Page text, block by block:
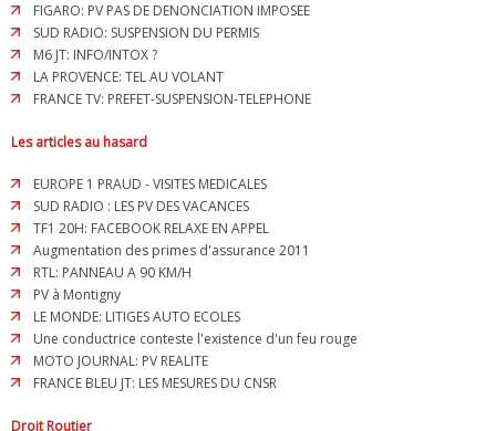
FIGARO: PV PAS DE DENONCIATION IMPOSEE
SUD RADIO: SUSPENSION DU PERMIS
M6 JT: INFO/INTOX ?
LA PROVENCE: TEL AU VOLANT
FRANCE TV: PREFET-SUSPENSION-TELEPHONE
Les articles au hasard
EUROPE 1 PRAUD - VISITES MEDICALES
SUD RADIO : LES PV DES VACANCES
TF1 20H: FACEBOOK RELAXE EN APPEL
Augmentation des primes d'assurance 2011
RTL: PANNEAU A 90 KM/H
PV à Montigny
LE MONDE: LITIGES AUTO ECOLES
Une conductrice conteste l'existence d'un feu rouge
MOTO JOURNAL: PV REALITE
FRANCE BLEU JT: LES MESURES DU CNSR
Droit Routier